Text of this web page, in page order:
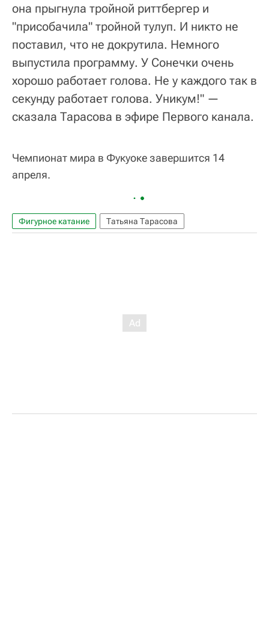
она прыгнула тройной риттбергер и
"присобачила" тройной тулуп. И никто не
поставил, что не докрутила. Немного
выпустила программу. У Сонечки очень
хорошо работает голова. Не у каждого так в
секунду работает голова. Уникум!" —
сказала Тарасова в эфире Первого канала.
Чемпионат мира в Фукуоке завершится 14
апреля.
Фигурное катание Татьяна Тарасова